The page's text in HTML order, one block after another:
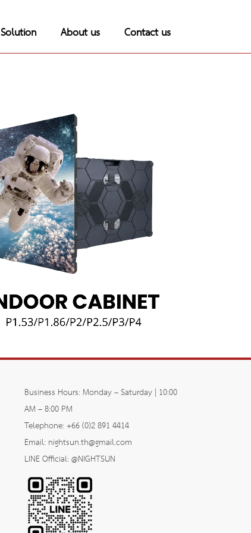
Solution About us Contact us
Business Hours: Monday – Saturday | 10:00
AM – 8:00 PM
Telephone: +66 (0)2 891 4414
Email: nightsun.th@gmail.com
LINE Official: @NIGHTSUN